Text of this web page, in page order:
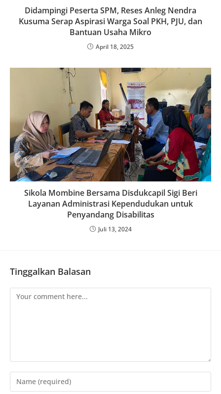
Didampingi Peserta SPM, Reses Anleg Nendra
Kusuma Serap Aspirasi Warga Soal PKH, PJU, dan
Bantuan Usaha Mikro
April 18, 2025
Sikola Mombine Bersama Disdukcapil Sigi Beri
Layanan Administrasi Kependudukan untuk
Penyandang Disabilitas
Juli 13, 2024
Tinggalkan Balasan
Comment
Enter
your